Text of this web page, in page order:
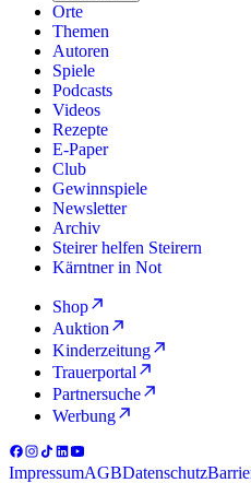
Orte
Themen
Autoren
Spiele
Podcasts
Videos
Rezepte
E-Paper
Club
Gewinnspiele
Newsletter
Archiv
Steirer helfen Steirern
Kärntner in Not
Shop
Auktion
Kinderzeitung
Trauerportal
Partnersuche
Werbung
ImpressumAGBDatenschutz